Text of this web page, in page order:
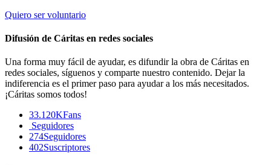
Quiero ser voluntario
Difusión de Cáritas en redes sociales
Una forma muy fácil de ayudar, es difundir la obra de Cáritas en
redes sociales, síguenos y comparte nuestro contenido. Dejar la
indiferencia es el primer paso para ayudar a los más necesitados.
¡Cáritas somos todos!
33.120KFans
Seguidores
274Seguidores
402Suscriptores